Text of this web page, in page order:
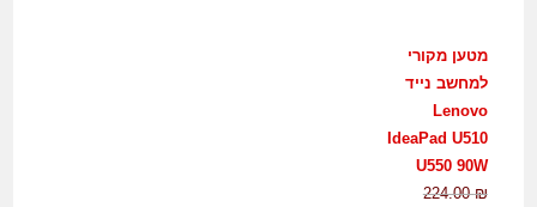
מטען מקורי
למחשב נייד
Lenovo
IdeaPad U510
U550 90W
224.00₪